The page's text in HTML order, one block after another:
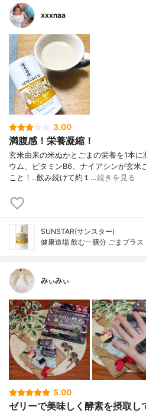
xxxnaa
3.00
満腹感！栄養凝縮！
玄米由来の米ぬかとごまの栄養を1本
ウム、ビタミンB6、ナイアシンが玄米
こと！..飲み続けて約１…続きを見る
SUNSTAR(サンスター)
健康道場 飲む一膳分 ごまプラス
みぃみぃ
5.00
ゼリーで美味しく酵素を摂取し